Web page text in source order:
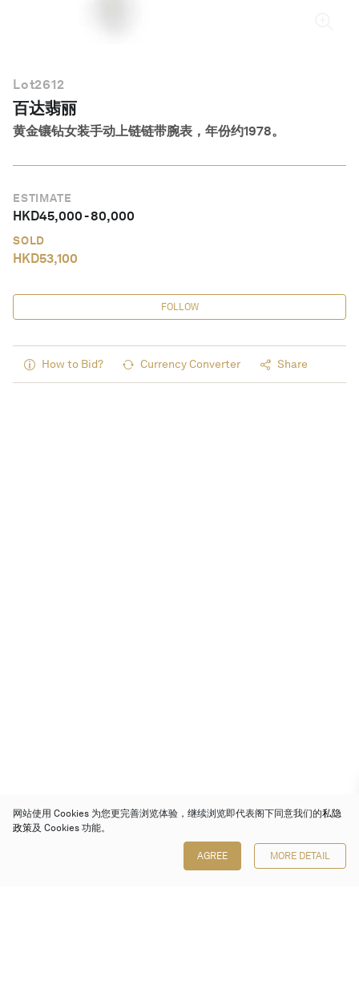
Lot2612
百达翡丽
黄金镶钻女装手动上链链带腕表，年份约1978。
ESTIMATE
HKD45,000-80,000
SOLD
HKD53,100
FOLLOW
How to Bid? Currency Converter Share
网站使用 Cookies 为您更完善浏览体验，继续浏览即代表阁下同意我们的私隐
政策及 Cookies 功能。
AGREE MORE DETAIL